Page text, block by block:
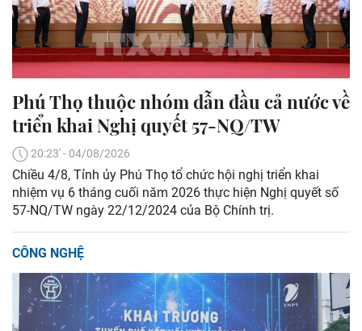
Phú Thọ thuộc nhóm dẫn đầu cả nước về
triển khai Nghị quyết 57-NQ/TW
20:23' - 04/08/2026
Chiều 4/8, Tỉnh ủy Phú Thọ tổ chức hội nghị triển khai
nhiệm vụ 6 tháng cuối năm 2026 thực hiện Nghị quyết số
57-NQ/TW ngày 22/12/2024 của Bộ Chính trị.
CÔNG NGHỆ